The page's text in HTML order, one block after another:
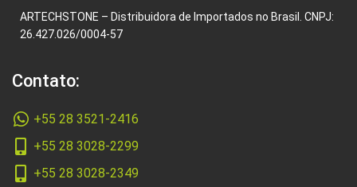
ARTECHSTONE – Distribuidora de Importados no Brasil. CNPJ:
26.427.026/0004-57
Contato:
+55 28 3521-2416
+55 28 3028-2299
+55 28 3028-2349